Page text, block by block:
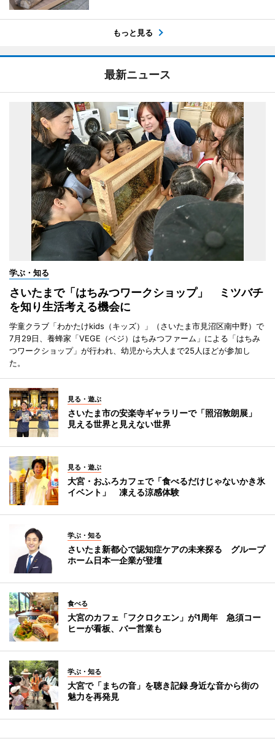
もっと見る
最新ニュース
学ぶ・知る
さいたまで「はちみつワークショップ」 ミツバチ
を知り生活考える機会に
学童クラブ「わかたけkids（キッズ）」（さいたま市見沼区南中野）で
7月29日、養蜂家「VEGE（ベジ）はちみつファーム」による「はちみ
つワークショップ」が行われ、幼児から大人まで25人ほどが参加し
た。
見る・遊ぶ
さいたま市の安楽寺ギャラリーで「照沼敦朗展」
見える世界と見えない世界
見る・遊ぶ
大宮・おふろカフェで「食べるだけじゃないかき氷
イベント」 凍える涼感体験
学ぶ・知る
さいたま新都心で認知症ケアの未来探る グループ
ホーム日本一企業が登壇
食べる
大宮のカフェ「フクロクエン」が1周年 急須コー
ヒーが看板、バー営業も
学ぶ・知る
大宮で「まちの音」を聴き記録 身近な音から街の
魅力を再発見